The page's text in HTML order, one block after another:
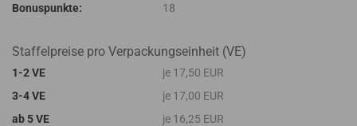
Bonuspunkte: 18
Staffelpreise pro Verpackungseinheit (VE)
1-2 VE
je 17,50 EUR
3-4 VE
je 17,00 EUR
ab 5 VE
je 16,25 EUR